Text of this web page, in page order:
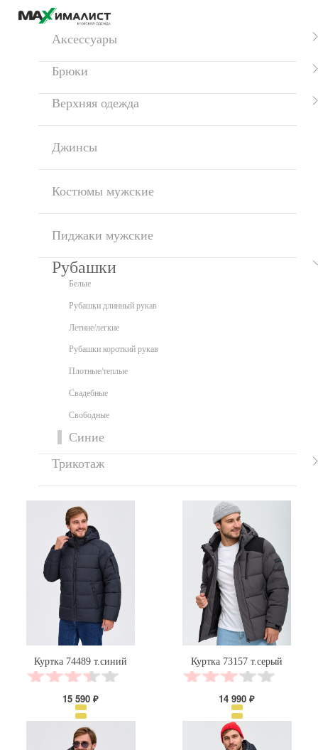
Аксессуары
Брюки
Верхняя одежда
Джинсы
Костюмы мужские
Пиджаки мужские
Рубашки
Белые
Рубашки длинный рукав
Летние/легкие
Рубашки короткий рукав
Плотные/теплые
Свадебные
Свободные
Синие
Трикотаж
Куртка 74489 т.синий
15 590 ₽
Куртка 73157 т.серый
14 990 ₽